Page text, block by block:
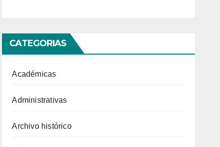
CATEGORIAS
Académicas
Administrativas
Archivo histórico